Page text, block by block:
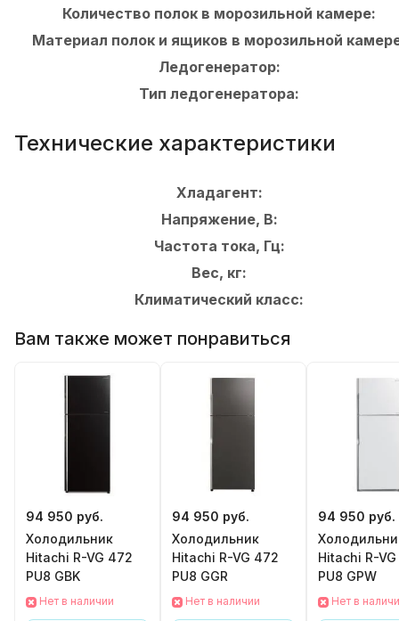
Количество полок в морозильной камере:
Материал полок и ящиков в морозильной
Ледогенератор:
Тип ледогенератора:
Технические характеристики
Хладагент:
Напряжение, В:
Частота тока, Гц:
Вес, кг:
Климатический класс:
Вам также может понравиться
94 950 руб.
Холодильник
Hitachi R-VG 472
PU8 GBK
Нет в наличии
94 950 руб.
Холодильник
Hitachi R-VG 472
PU8 GGR
Нет в наличии
94 950 руб.
Hitachi R-
PU8 GPW
Нет в